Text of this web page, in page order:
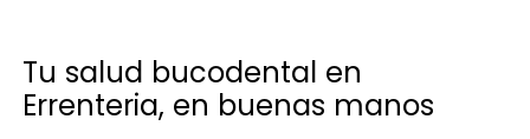
Tu salud bucodental en
Errenteria, en buenas manos